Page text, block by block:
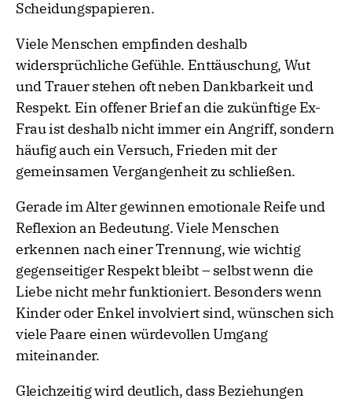
Scheidungspapieren.
Viele Menschen empfinden deshalb
widersprüchliche Gefühle. Enttäuschung, Wut
und Trauer stehen oft neben Dankbarkeit und
Respekt. Ein offener Brief an die zukünftige Ex-
Frau ist deshalb nicht immer ein Angriff, sondern
häufig auch ein Versuch, Frieden mit der
gemeinsamen Vergangenheit zu schließen.
Gerade im Alter gewinnen emotionale Reife und
Reflexion an Bedeutung. Viele Menschen
erkennen nach einer Trennung, wie wichtig
gegenseitiger Respekt bleibt – selbst wenn die
Liebe nicht mehr funktioniert. Besonders wenn
Kinder oder Enkel involviert sind, wünschen sich
viele Paare einen würdevollen Umgang
miteinander.
Gleichzeitig wird deutlich, dass Beziehungen